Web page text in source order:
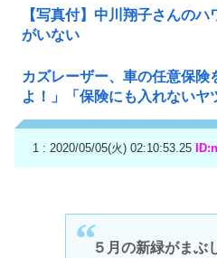
【写真付】中川翔子さんの
がいない
カズレーザー、車の任意保険
よ！」「保険にも入れないヤ
1 : 2020/05/05(火) 02:10:53.25
５月の新緑がまぶ